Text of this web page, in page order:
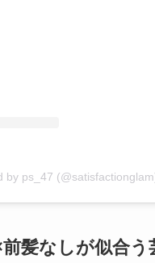
by ps_47
髪なしが似合